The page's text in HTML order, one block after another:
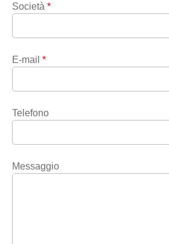
Società *
E-mail *
Telefono
Messaggio